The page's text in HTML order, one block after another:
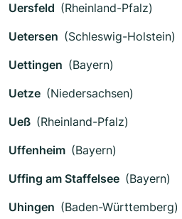
Uersfeld (Rheinland-Pfalz)
Uetersen (Schleswig-Holstein)
Uettingen (Bayern)
Uetze (Niedersachsen)
Ueß (Rheinland-Pfalz)
Uffenheim (Bayern)
Uffing am Staffelsee (Bayern)
Uhingen (Baden-Württemberg)